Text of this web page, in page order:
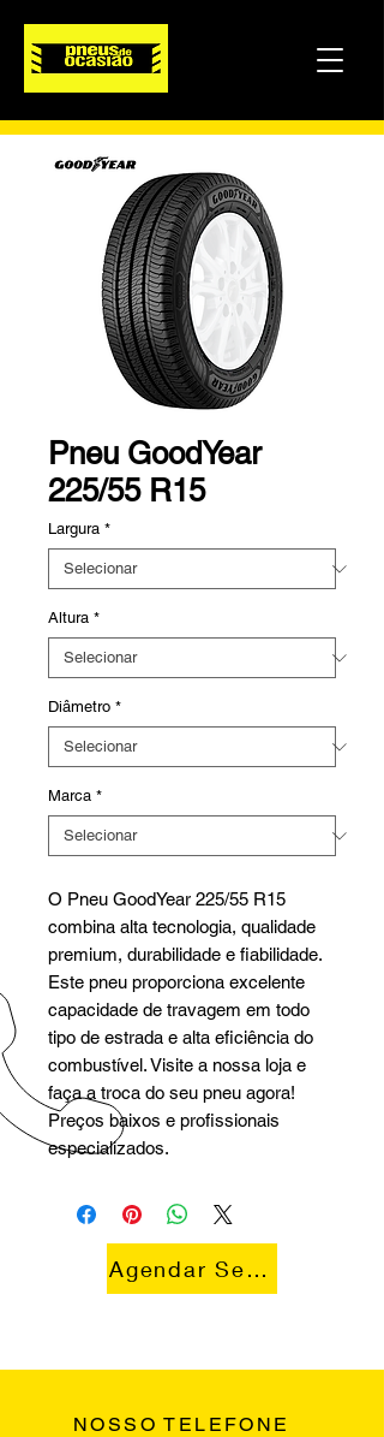
Pneu GoodYear
225/55 R15
Largura *
Altura *
Diâmetro *
Marca *
O Pneu GoodYear 225/55 R15
combina alta tecnologia, qualidade
premium, durabilidade e fiabilidade.
Este pneu proporciona excelente
capacidade de travagem em todo
tipo de estrada e alta eficiência do
combustível. Visite a nossa loja e
faça a troca do seu pneu agora!
Preços baixos e profissionais
especializados.
Agendar Serviço
NOSSO TELEFONE